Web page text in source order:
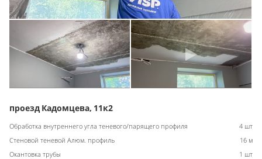
проезд Кадомцева, 11к2
Обработка внутреннего угла теневого/парящего профиля
4 шт
Стеновой теневой Алюм. профиль
16 м
Окантовка трубы
1 шт